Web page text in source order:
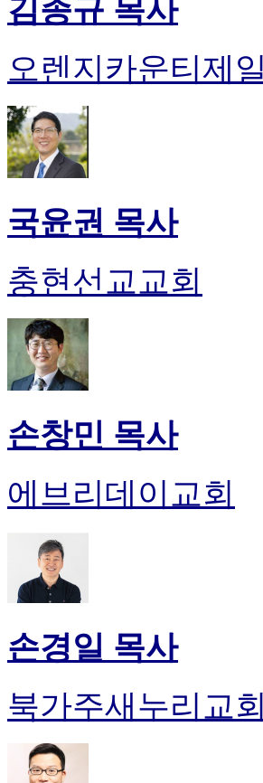
김종규 목사
오렌지카운티제
국윤권 목사
충현선교교회
손창민 목사
에브리데이교회
손경일 목사
북가주새누리교회